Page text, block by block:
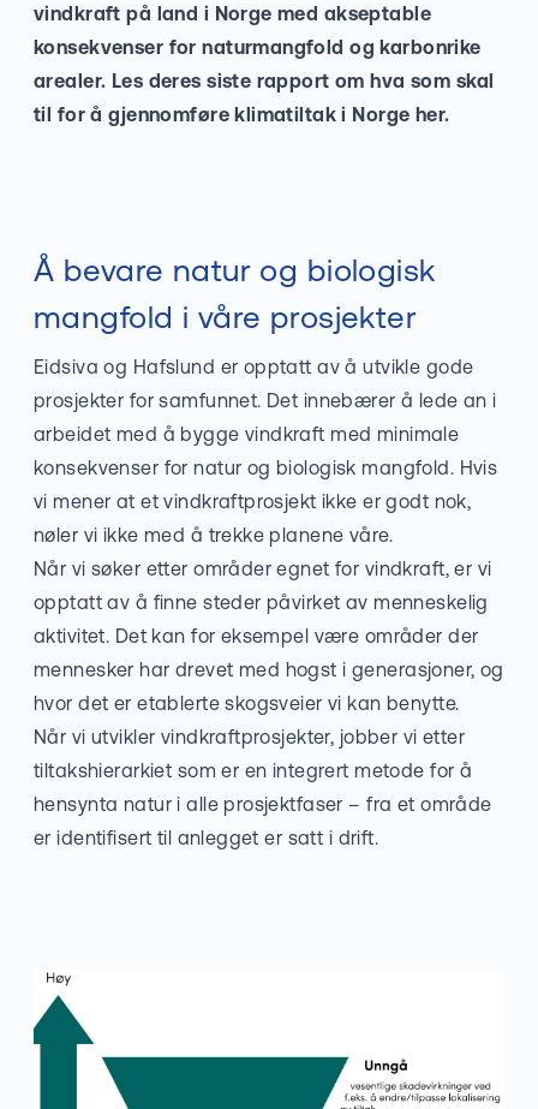
vindkraft på land i Norge med akseptable
konsekvenser for naturmangfold og karbonrike
arealer. Les deres siste rapport om hva som skal
til for å gjennomføre klimatiltak i Norge her.
Å bevare natur og biologisk
mangfold i våre prosjekter
Eidsiva og Hafslund er opptatt av å utvikle gode
prosjekter for samfunnet. Det innebærer å lede an i
arbeidet med å bygge vindkraft med minimale
konsekvenser for natur og biologisk mangfold. Hvis
vi mener at et vindkraftprosjekt ikke er godt nok,
nøler vi ikke med å trekke planene våre.
Når vi søker etter områder egnet for vindkraft, er vi
opptatt av å finne steder påvirket av menneskelig
aktivitet. Det kan for eksempel være områder der
mennesker har drevet med hogst i generasjoner, og
hvor det er etablerte skogsveier vi kan benytte.
Når vi utvikler vindkraftprosjekter, jobber vi etter
tiltakshierarkiet som er en integrert metode for å
hensynta natur i alle prosjektfaser – fra et område
er identifisert til anlegget er satt i drift.